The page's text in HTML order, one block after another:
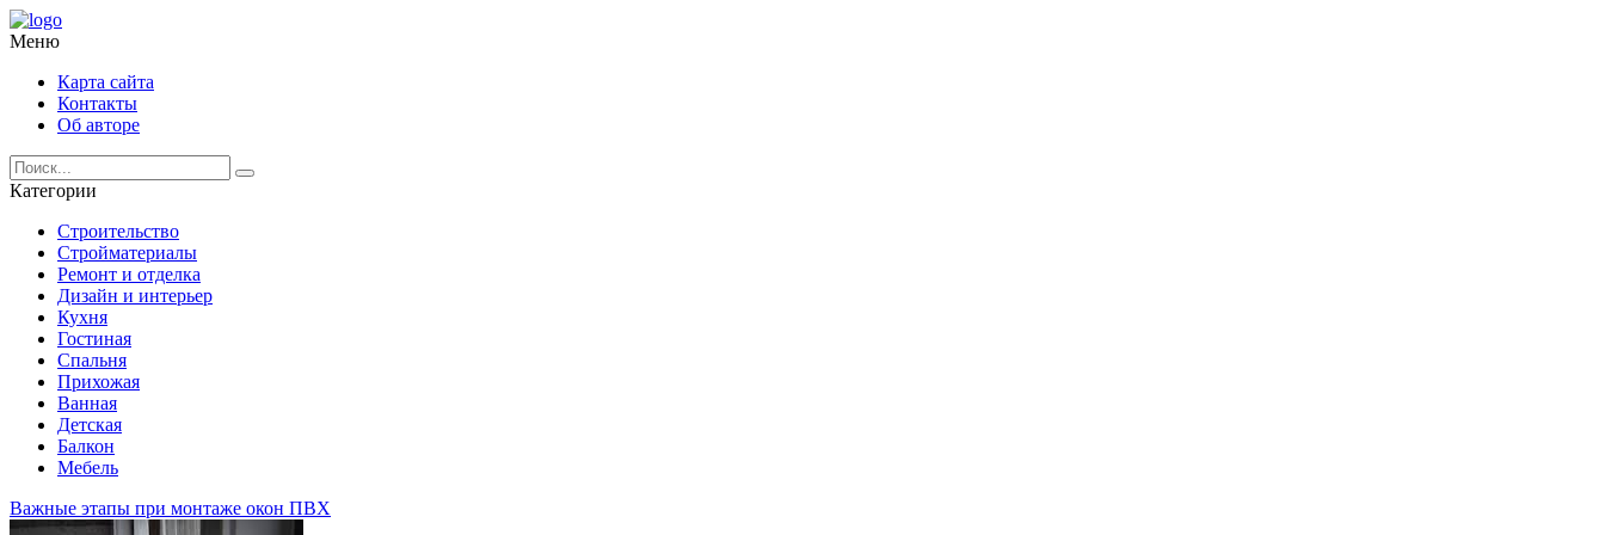
Меню
Карта сайта
Контакты
Об авторе
Категории
Строительство
Стройматериалы
Ремонт и отделка
Дизайн и интерьер
Кухня
Гостиная
Спальня
Прихожая
Ванная
Детская
Балкон
Мебель
Важные этапы при монтаже окон ПВХ